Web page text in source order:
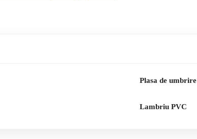
Plasa de umbrire
Lambriu PVC